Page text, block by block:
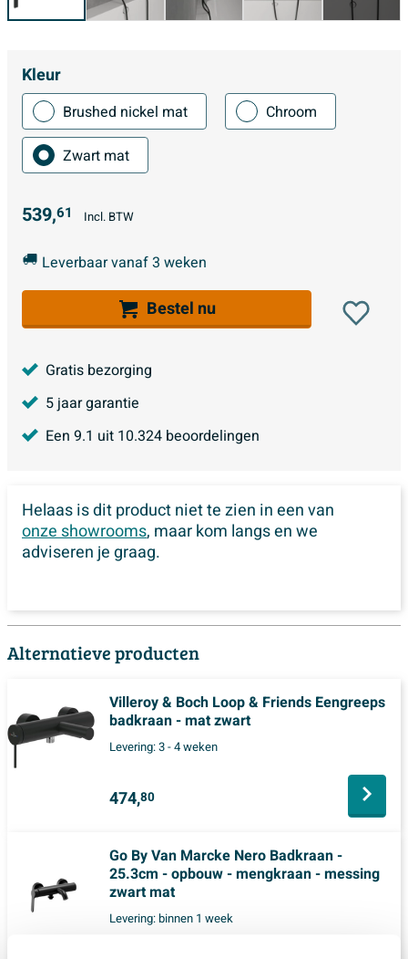
Kleur
Brushed nickel mat
Chroom
Zwart mat
539,61 Incl. BTW
Leverbaar vanaf 3 weken
Bestel nu
Gratis bezorging
5 jaar garantie
Een 9.1 uit 10.324 beoordelingen
Helaas is dit product niet te zien in een van
onze showrooms, maar kom langs en we
adviseren je graag.
Alternatieve producten
Villeroy & Boch Loop & Friends Eengreeps
badkraan - mat zwart
Levering:3 - 4 weken
474,80
Go By Van Marcke Nero Badkraan -
25.3cm - opbouw - mengkraan - messing
zwart mat
Levering:binnen 1 week